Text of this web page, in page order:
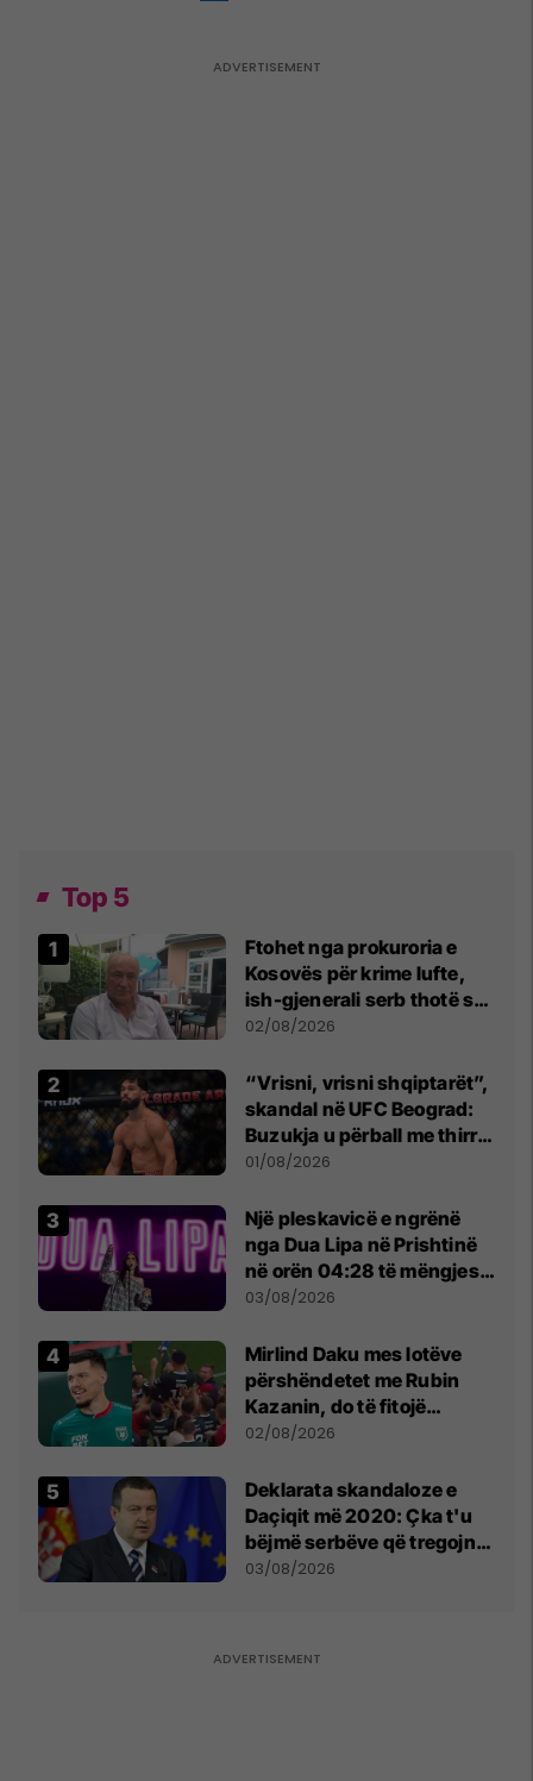
Top 5
Ftohet nga prokuroria e
Kosovës për krime lufte,
ish-gjenerali serb thotë se
dikush e tradhtoi në
02/08/2026
“Vrisni, vrisni shqiptarët”,
skandal në UFC Beograd:
Buzukja u përball me thirrje
anti-shqiptare nga
01/08/2026
Një pleskavicë e ngrënë
nga Dua Lipa në Prishtinë
në orën 04:28 të mëngjesit
- dhe bota digjitale serbe
03/08/2026
Mirlind Daku mes lotëve
përshëndetet me Rubin
Kazanin, do të fitojë
miliona te Spartak Moska
02/08/2026
​Deklarata skandaloze e
Daçiqit më 2020: Çka t'u
bëjmë serbëve që tregojnë
ku janë varrosur shqiptarët
03/08/2026